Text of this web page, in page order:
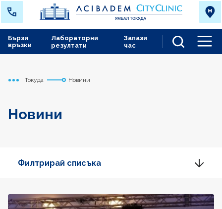
Лабораторни
резултати
Запази
час
Бързи
връзки
Начало
Токуда Новини
Новини
Филтрирай списъка